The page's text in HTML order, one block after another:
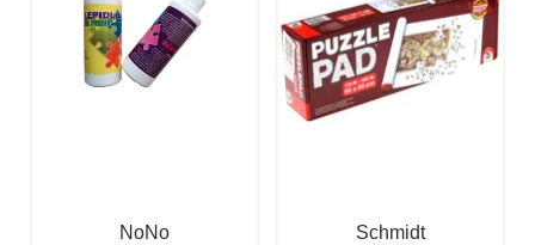
NoNo
Schmidt